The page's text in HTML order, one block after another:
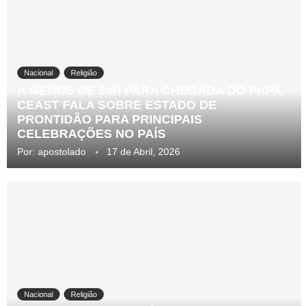
Nacional Religião
CEAST FALA SOBRE ESTADO DE
PRONTIDÃO PARA PRINCIPAIS
CELEBRAÇÕES NO PAÍS
Por: apostolado 17 de Abril, 2026
Nacional Religião